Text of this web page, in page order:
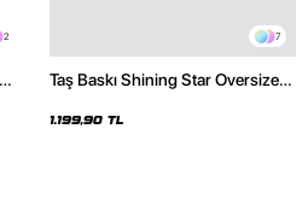
2 7
Taş Baskı Shining Star Oversize
1.199,90 TL